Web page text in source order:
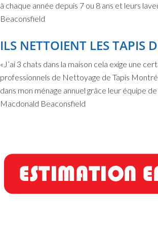
à chaque année depuis 7 ou 8 ans et leurs
Beaconsfield
ILS NETTOIENT LES TAPIS
«J’ai 3 chats dans la maison cela exige une
professionnels de Nettoyage de Tapis
dans mon ménage annuel grâce leur équipe
Macdonald Beaconsfield